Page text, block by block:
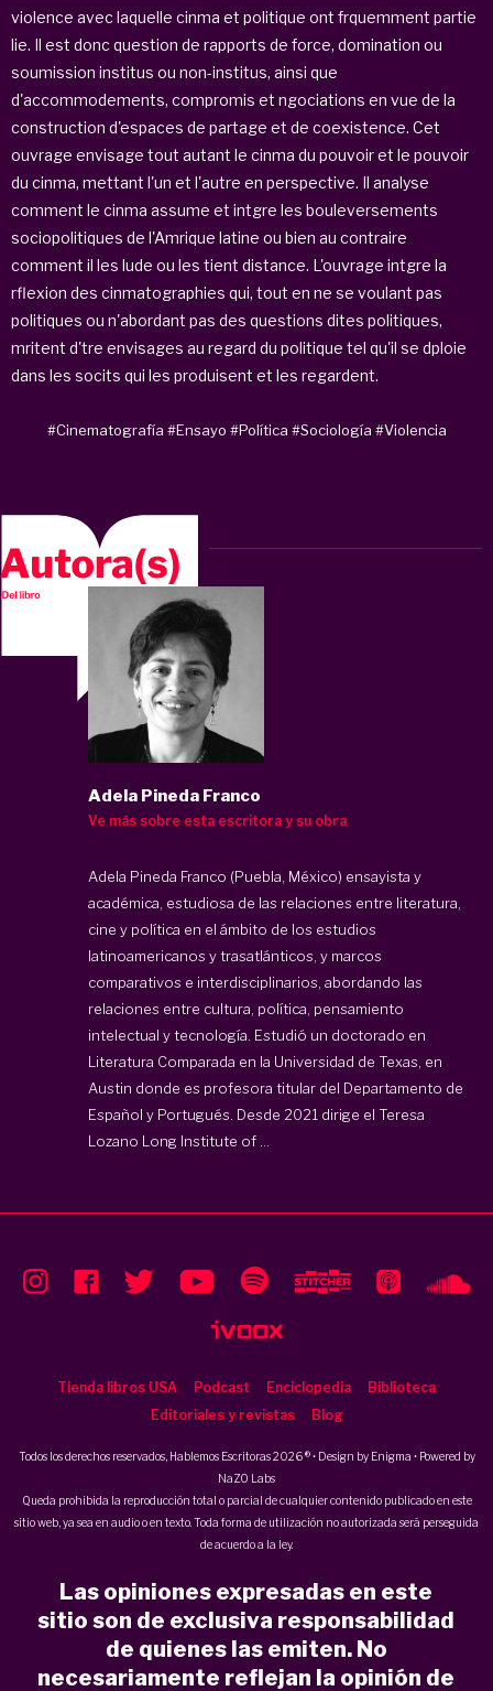
violence avec laquelle cinma et politique ont frquemment partie
lie. Il est donc question de rapports de force, domination ou
soumission institus ou non-institus, ainsi que
d'accommodements, compromis et ngociations en vue de la
construction d'espaces de partage et de coexistence. Cet
ouvrage envisage tout autant le cinma du pouvoir et le pouvoir
du cinma, mettant l'un et l'autre en perspective. Il analyse
comment le cinma assume et intgre les bouleversements
sociopolitiques de l'Amrique latine ou bien au contraire
comment il les lude ou les tient distance. L'ouvrage intgre la
rflexion des cinmatographies qui, tout en ne se voulant pas
politiques ou n'abordant pas des questions dites politiques,
mritent d'tre envisages au regard du politique tel qu'il se dploie
dans les socits qui les produisent et les regardent.
#Cinematografía #Ensayo #Política #Sociología #Violencia
Adela Pineda Franco
Ve más sobre esta escritora y su obra
Adela Pineda Franco (Puebla, México) ensayista y
académica, estudiosa de las relaciones entre literatura,
cine y política en el ámbito de los estudios
latinoamericanos y trasatlánticos, y marcos
comparativos e interdisciplinarios, abordando las
relaciones entre cultura, política, pensamiento
intelectual y tecnología. Estudió un doctorado en
Literatura Comparada en la Universidad de Texas, en
Austin donde es profesora titular del Departamento de
Español y Portugués. Desde 2021 dirige el Teresa
Lozano Long Institute of ...
Tienda libros USA Podcast Enciclopedia
Biblioteca
Editoriales y revistas
Blog
Todos los derechos reservados, Hablemos Escritoras 2026 ® • Design by Enigma • Powered by
NaZO Labs
Queda prohibida la reproducción total o parcial de cualquier contenido publicado en este
sitio web, ya sea en audio o en texto. Toda forma de utilización no autorizada será perseguida
de acuerdo a la ley.
Las opiniones expresadas en este
sitio son de exclusiva responsabilidad
de quienes las emiten. No
necesariamente reflejan la opinión de